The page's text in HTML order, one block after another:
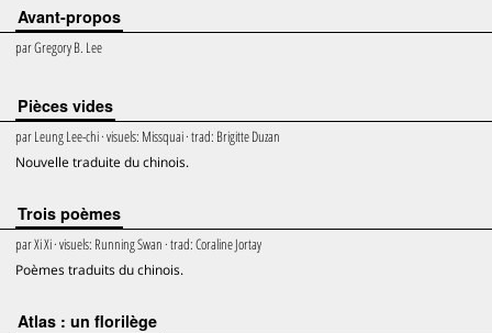
Avant-propos
parGregory B. Lee
Pièces vides
parLeung Lee-chi· visuels: Missquai· trad: Brigitte Duzan
Nouvelle traduite du chinois.
Trois poèmes
parXi Xi· visuels: Running Swan · trad:Coraline Jortay
Poèmes traduits du chinois.
Atlas : un florilège